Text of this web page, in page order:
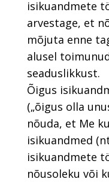
isikuandmete
arvestage, et
mõjuta enne
alusel
seaduslikkust.
Õigus
(„õigus olla
nõuda, et Me
isikuandmed
isikuandmete
nõusoleku või